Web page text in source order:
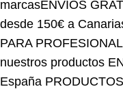
desde 150€ a
PARA
nuestros productos
España
marcas